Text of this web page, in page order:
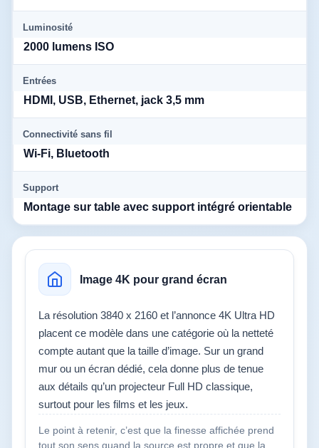
Luminosité
2000 lumens ISO
Entrées
HDMI, USB, Ethernet, jack 3,5 mm
Connectivité sans fil
Wi‑Fi, Bluetooth
Support
Montage sur table avec support intégré orientable
Image 4K pour grand écran
La résolution 3840 x 2160 et l’annonce 4K Ultra HD
placent ce modèle dans une catégorie où la netteté
compte autant que la taille d’image. Sur un grand
mur ou un écran dédié, cela donne plus de tenue
aux détails qu’un projecteur Full HD classique,
surtout pour les films et les jeux.
Le point à retenir, c’est que la finesse affichée prend
tout son sens quand la source est propre et que la